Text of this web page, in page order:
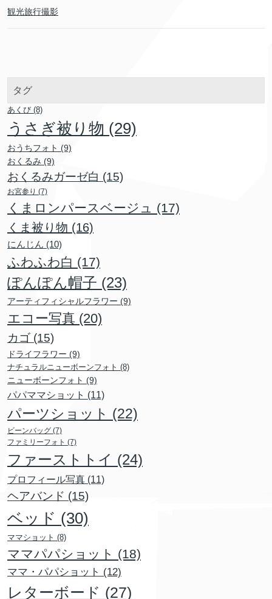
観光旅行撮影
タグ
あくび (8)
うさぎ被り物 (29)
おうちフォト (9)
おくるみ (9)
おくるみガーゼ白 (15)
お宮参り (7)
くまロンパースベージュ (17)
くま被り物 (16)
にんじん (10)
ふわふわ白 (17)
ぽんぽん帽子 (23)
アーティフィシャルフラワー (9)
エコー写真 (20)
カゴ (15)
ドライフラワー (9)
ナチュラルニューボーンフォト (8)
ニューボーンフォト (9)
パパママショット (11)
パーツショット (22)
ビーンバッグ (7)
ファミリーフォト (7)
ファーストトイ (24)
プロフィール写真 (11)
ヘアバンド (15)
ベッド (30)
ママショット (8)
ママパパショット (18)
ママ・パパショット (12)
レターボード (27)